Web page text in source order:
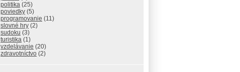
politika (25)
poviedky (5)
programovanie (11)
slovné hry (2)
sudoku (3)
turistika (1)
vzdelávanie (20)
zdravotníctvo (2)